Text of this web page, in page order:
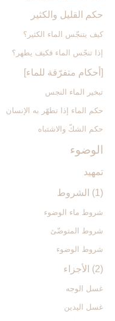
حكم القليل والكثير
كيف يتنجّس الماء الكثير؟
إذا تنجّس الماء فكيف يطهر؟
[أحكام متفرّقة للماء]
تبخير الماء النجس
حكم الماء إذا تطهّر به الإنسان
حكم الشكّ والاشتباه
الوضوء
تمهيد
(1) الشروط
شروط ماء الوضوء
شروط المتوضّئ
شروط الوضوء
(2) الأجزاء
غسل الوجه
غسل اليدين